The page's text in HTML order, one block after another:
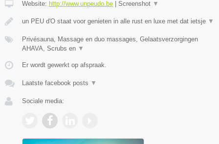
Website: http://www.unpeudo.be | Screenshot ▼
un PEU d'O staat voor genieten in alle rust en luxe met dat ietsje ▼
Privésauna, Massage en duo massages, Gelaatsverzorgingen
AHAVA, Scrubs en ▼
Er wordt gewerkt op afspraak.
Laatste facebook posts ▼
Sociale media: